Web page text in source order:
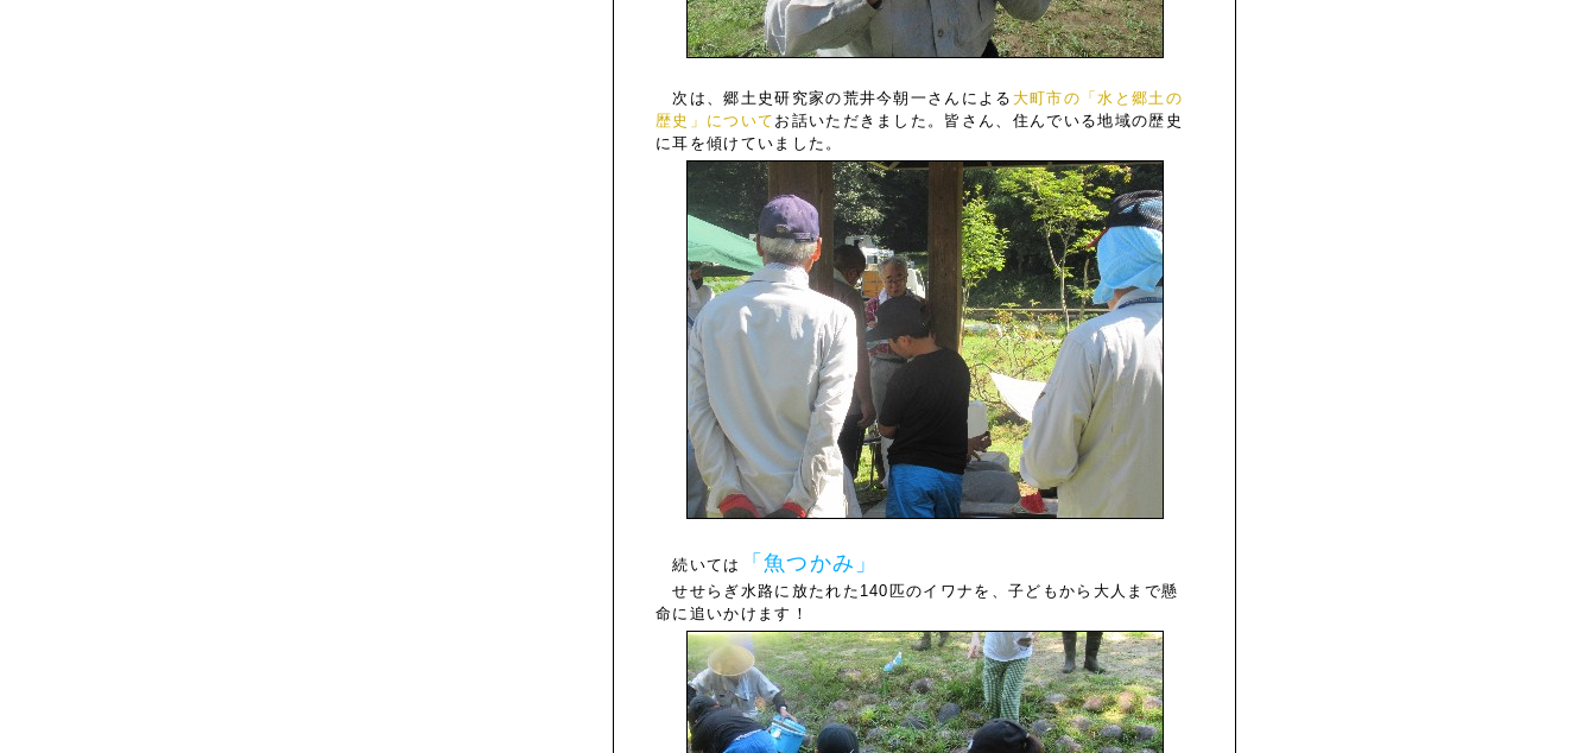
次は、郷土史研究家の荒井今朝一さんによる 大町市の「水と郷土の
歴史」について お話いただきました。皆さん、住んでいる地域の歴史
に耳を傾けていました。
続いては 「魚つかみ」
せせらぎ水路に放たれた140匹のイワナを、子どもから大人まで懸
命に追いかけます！